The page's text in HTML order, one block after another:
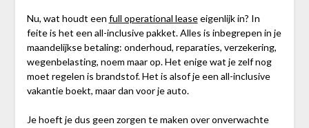
Nu, wat houdt een full operational leaseeigenlijk in? In
feite is het een all-inclusive pakket. Alles is inbegrepen in je
maandelijkse betaling: onderhoud, reparaties, verzekering,
wegenbelasting, noem maar op. Het enige wat je zelf nog
moet regelen is brandstof. Het is alsof je een all-inclusive
vakantie boekt, maar dan voor je auto.
Je hoeft je dus geen zorgen te maken over onverwachte